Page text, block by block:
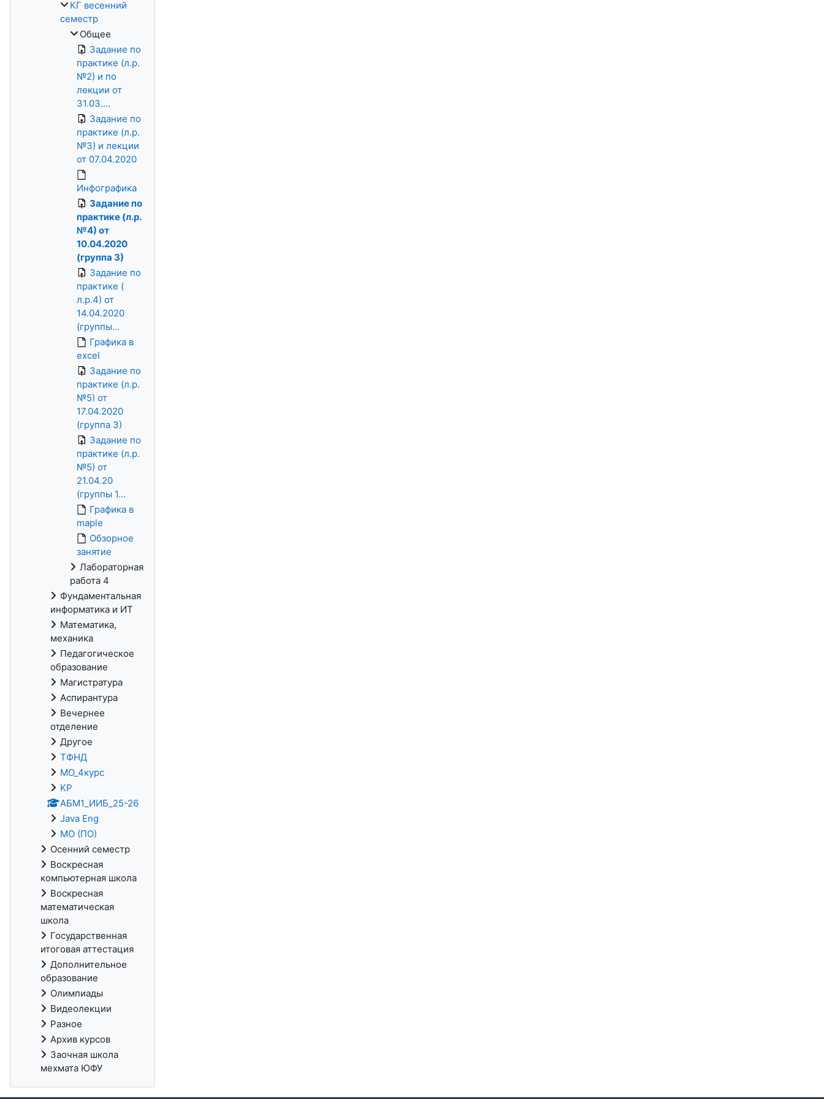
КГ весенний
семестр
Общее
Задание по
практике (л.р.
№2) и по
лекции от
31.03....
Задание по
практике (л.р.
№3) и лекции
от 07.04.2020
Инфографика
Задание по
практике (л.р.
№4) от
10.04.2020
(группа 3)
Задание по
практике (
л.р.4) от
14.04.2020
(группы...
Графика в
excel
Задание по
практике (л.р.
№5) от
17.04.2020
(группа 3)
Задание по
практике (л.р.
№5) от
21.04.20
(группы 1...
Графика в
maple
Обзорное
занятие
Лабораторная
работа 4
Фундаментальная
информатика и ИТ
Математика,
механика
Педагогическое
образование
Магистратура
Аспирантура
Вечернее
отделение
Другое
ТФНД
МО_4курс
KP
АБМ1_ИИБ_25-26
Java Eng
МО (ПО)
Осенний семестр
Воскресная
компьютерная школа
Воскресная
математическая
школа
Государственная
итоговая аттестация
Дополнительное
образование
Олимпиады
Видеолекции
Разное
Архив курсов
Заочная школа
мехмата ЮФУ